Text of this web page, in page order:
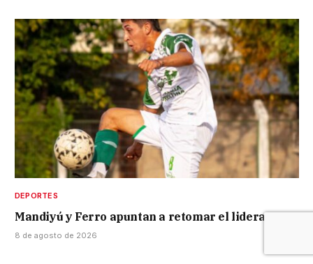
DEPORTES
Mandiyú y Ferro apuntan a retomar el liderazgo
8 de agosto de 2026